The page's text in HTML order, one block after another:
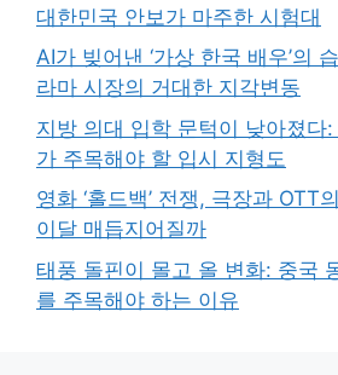
대한민국 안보가 마주한 시험대
AI가 빚어낸 ‘가상 한국 배우’의
라마 시장의 거대한 지각변동
지방 의대 입학 문턱이 낮아졌다
가 주목해야 할 입시 지형도
영화 ‘홀드백’ 전쟁, 극장과 OTT
이달 매듭지어질까
태풍 돌핀이 몰고 올 변화: 중국
를 주목해야 하는 이유